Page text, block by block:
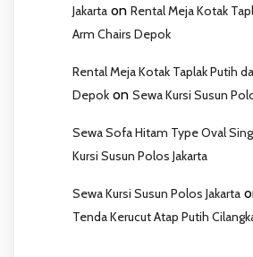
Jakarta on Rental Meja Kotak
Arm Chairs Depok
Rental Meja Kotak Taplak Putih
Depok on Sewa Kursi Susun
Sewa Sofa Hitam Type Oval
Kursi Susun Polos Jakarta
Sewa Kursi Susun Polos Jakarta
Tenda Kerucut Atap Putih